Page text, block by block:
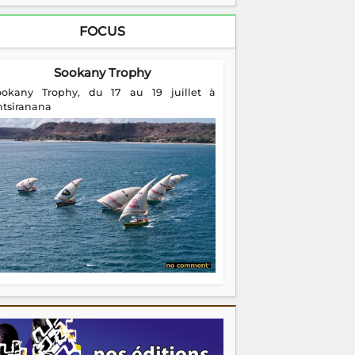
FOCUS
Sookany Trophy
Trophy, du 17 au 19 juillet à